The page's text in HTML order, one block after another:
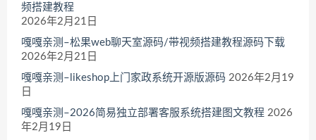
频搭建教程
2026年2月21日
嘎嘎亲测–松果web聊天室源码/带视频搭建教程源码下载
2026年2月21日
嘎嘎亲测–likeshop上门家政系统开源版源码 2026年2月19
日
嘎嘎亲测–2026简易独立部署客服系统搭建图文教程 2026
年2月19日